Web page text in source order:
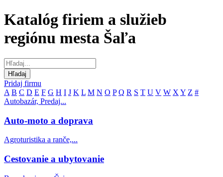
Katalóg firiem a služieb
regiónu mesta Šaľa
Pridaj firmu
A B C D E F G H I J K L M N O P Q R S T U V W X Y Z #
Autobazár, Predaj...
Auto-moto a doprava
Agroturistika a ranče,...
Cestovanie a ubytovanie